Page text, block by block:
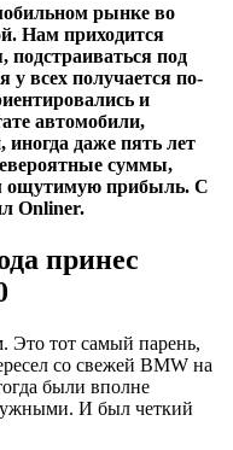
рынке во
Нам приходится
под
у всех получается по-
и
автомобили,
иногда даже пять лет
суммы,
ощутимую прибыль. С
Onliner.
принес
Это тот самый парень,
со свежей BMW на
были вполне
И был четкий